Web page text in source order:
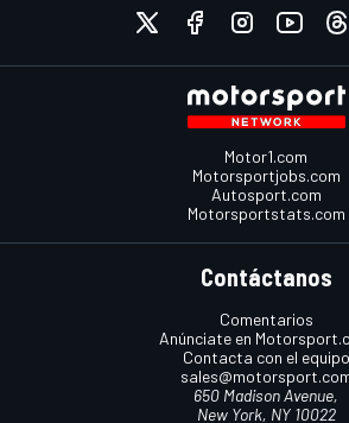
Motor1.com
Motorsportjobs.com
Autosport.com
Motorsportstats.com
Contáctanos
Comentarios
Anúnciate en
Contacta con el equipo
650 Madison Avenue,
New York, NY 10022